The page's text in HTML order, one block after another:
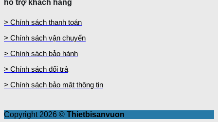
hỗ trợ khách hàng
> Chính sách thanh toán
> Chính sách vận chuyển
> Chính sách bảo hành
> Chính sách đổi trả
> Chính sách bảo mật thông tin
Copyright 2026 © Thietbisanvuon